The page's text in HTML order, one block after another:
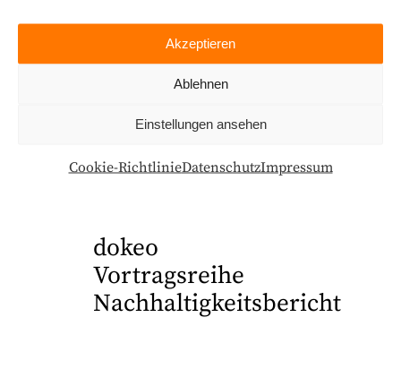
Akzeptieren
Ablehnen
Einstellungen ansehen
Cookie-RichtlinieDatenschutzImpressum
Tw. Ln.
dokeo
Vortragsreihe
Nachhaltigkeitsbericht